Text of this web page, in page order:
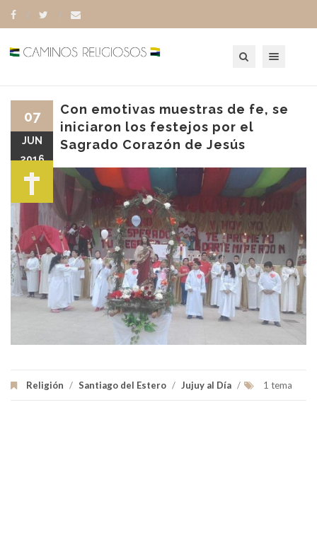
Con emotivas muestras de fe, se
iniciaron los festejos por el
Sagrado Corazón de Jesús
Religión / Santiago del Estero / Jujuy al Día / 1 tema
07
JUN
2016